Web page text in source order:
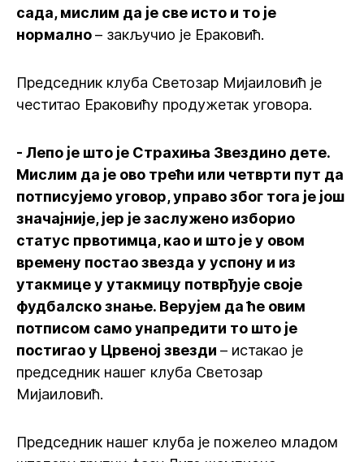
сада, мислим да је све исто и то је
нормално– закључио је Ераковић.
Председник клуба Светозар Мијаиловић је
честитао Ераковићу продужетак уговора.
- Лепо је што је Страхиња Звездино дете.
Мислим да је ово трећи или четврти пут да
потписујемо уговор, управо због тога је још
значајније, јер је заслужено изборио
статус првотимца, као и што је у овом
времену постао звезда у успону и из
утакмице у утакмицу потврђује своје
фудбалско знање. Верујем да ће овим
потписом само унапредити то што је
постигао у Црвеној звезди – истакао је
председник нашег клуба Светозар
Мијаиловић.
Председник нашег клуба је пожелео младом